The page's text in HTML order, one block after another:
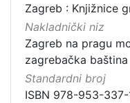
Zagreb : Knjižnice
Nakladnički niz
Zagreb na pragu
zagrebačka baština
Standardni broj
ISBN 978-953-